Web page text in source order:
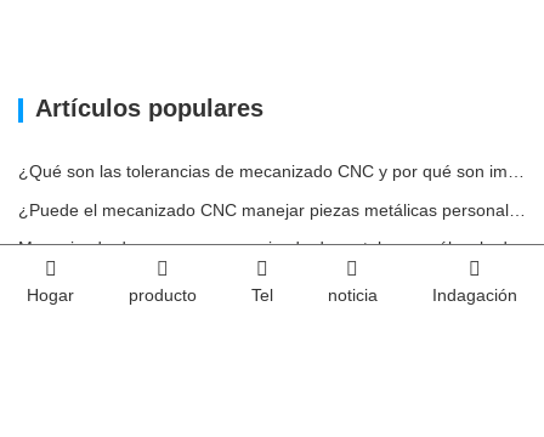
Artículos populares
¿Qué son las tolerancias de mecanizado CNC y por qué son importantes?
Mecanizado de acero vs. mecanizado de metales: ¿cuál es la diferencia?
Cómo afecta la maquinabilidad al costo del mecanizado del acero
Hogar producto Tel noticia Indagación